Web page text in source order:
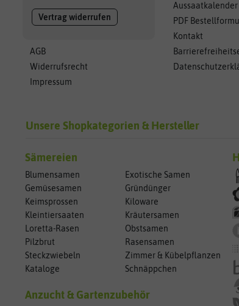
Vertrag widerrufen
AGB
Widerrufsrecht
Impressum
Aussaatkalender
PDF
Kontakt
Unsere Shopkategorien & Hersteller
Sämereien
Blumensamen
Exotische Samen
Gemüsesamen
Gründünger
Keimsprossen
Kiloware
Kleintiersaaten
Kräutersamen
Loretta-Rasen
Obstsamen
Pilzbrut
Rasensamen
Steckzwiebeln
Zimmer & Kübelpflanzen
Kataloge
Schnäppchen
Anzucht & Gartenzubehör